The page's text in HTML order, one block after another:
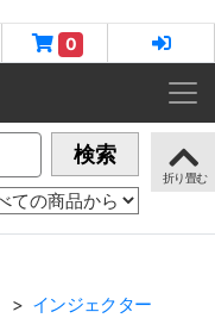
0
検索
インジェクター